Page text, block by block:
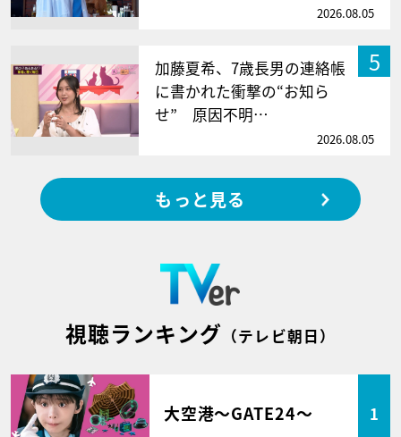
2026.08.05
5
加藤夏希、7歳長男の連絡帳
に書かれた衝撃の“お知ら
せ” 原因不明…
2026.08.05
もっと見る
視聴ランキング （テレビ朝日）
大空港～GATE24～ 1